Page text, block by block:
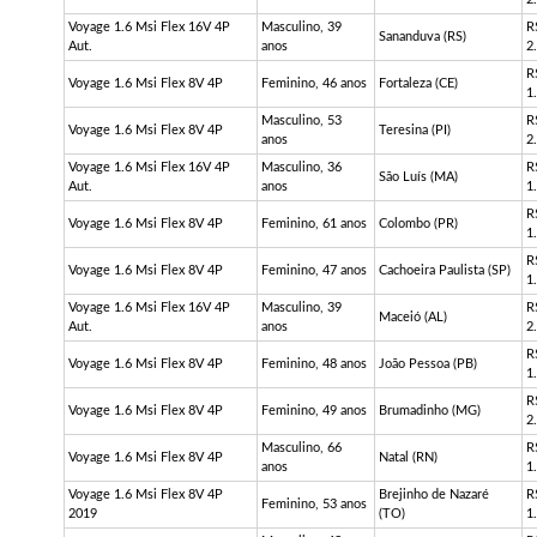
Voyage 1.6 Msi Flex 16V 4P
Aut.
Masculino, 39
anos
Sananduva (RS)
Voyage 1.6 Msi Flex 8V 4P Feminino, 46 anos Fortaleza (CE)
Voyage 1.6 Msi Flex 8V 4P
Masculino, 53
anos
Teresina (PI)
Voyage 1.6 Msi Flex 16V 4P
Aut.
Masculino, 36
anos
São Luís (MA)
Voyage 1.6 Msi Flex 8V 4P Feminino, 61 anos Colombo (PR)
Voyage 1.6 Msi Flex 8V 4P Feminino, 47 anos Cachoeira Paulista (SP)
Voyage 1.6 Msi Flex 16V 4P
Aut.
Masculino, 39
anos
Maceió (AL)
Voyage 1.6 Msi Flex 8V 4P Feminino, 48 anos João Pessoa (PB)
Voyage 1.6 Msi Flex 8V 4P Feminino, 49 anos Brumadinho (MG)
Voyage 1.6 Msi Flex 8V 4P
Masculino, 66
anos
Natal (RN)
Voyage 1.6 Msi Flex 8V 4P
2019
Feminino, 53 anos
Brejinho de Nazaré
(TO)